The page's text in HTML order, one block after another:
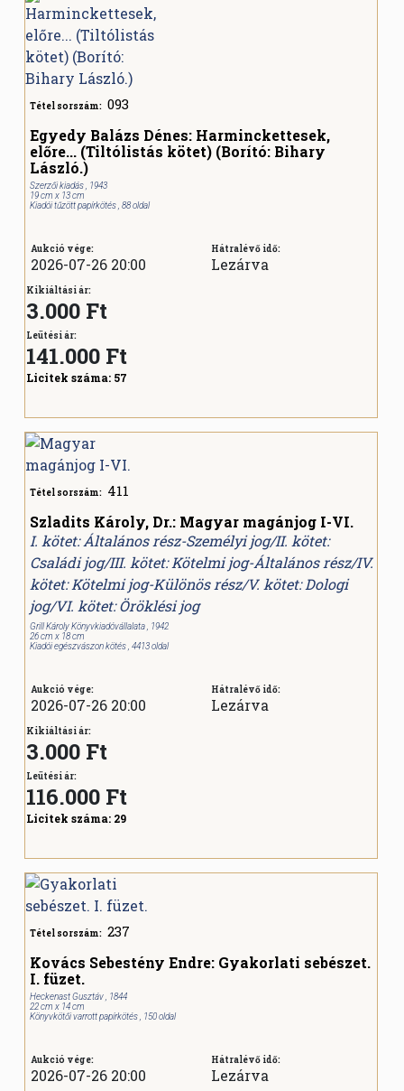
Tétel sorszám: 093
Egyedy Balázs Dénes: Harminckettesek,
előre... (Tiltólistás kötet) (Borító: Bihary
László.)
Szerzői kiadás , 1943
19 cm x 13 cm
Kiadói tűzött papírkötés , 88 oldal
Aukció vége:
2026-07-26 20:00
Hátralévő idő:
Lezárva
Kikiáltási ár:
3.000 Ft
Leütési ár:
141.000 Ft
Licitek száma: 57
Tétel sorszám: 411
Szladits Károly, Dr.: Magyar magánjog I-VI.
I. kötet: Általános rész-Személyi jog/II. kötet:
Családi jog/III. kötet: Kötelmi jog-Általános rész/IV.
kötet: Kötelmi jog-Különös rész/V. kötet: Dologi
jog/VI. kötet: Öröklési jog
Grill Károly Könyvkiadóvállalata , 1942
26 cm x 18 cm
Kiadói egészvászon kötés , 4413 oldal
Aukció vége:
2026-07-26 20:00
Hátralévő idő:
Lezárva
Kikiáltási ár:
3.000 Ft
Leütési ár:
116.000 Ft
Licitek száma: 29
Tétel sorszám: 237
Kovács Sebestény Endre: Gyakorlati sebészet.
I. füzet.
Heckenast Gusztáv , 1844
22 cm x 14 cm
Könyvkötői varrott papírkötés , 150 oldal
Aukció vége:
2026-07-26 20:00
Hátralévő idő:
Lezárva